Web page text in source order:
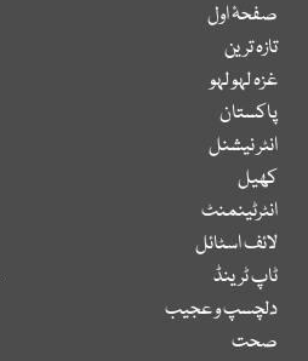
صفحۂ اول
تازہ ترین
غزہ لہو لہو
پاکستان
انٹر نیشنل
کھیل
انٹرٹینمنٹ
لائف اسٹائل
ٹاپ ٹرینڈ
دلچسپ و عجیب
صحت